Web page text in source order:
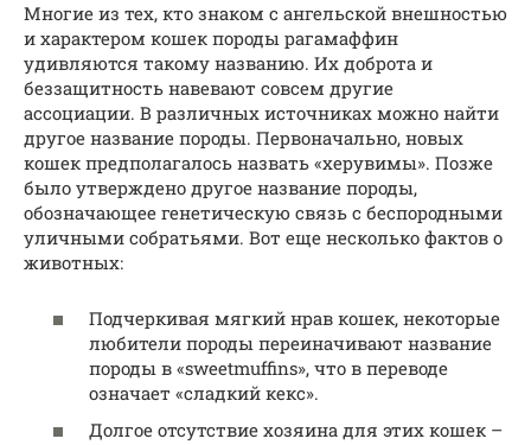
Многие из тех, кто знаком с ангельской внешностью
и характером кошек породы рагамаффин
удивляются такому названию. Их доброта и
беззащитность навевают совсем другие
ассоциации. В различных источниках можно найти
другое название породы. Первоначально, новых
кошек предполагалось назвать «херувимы». Позже
было утверждено другое название породы,
обозначающее генетическую связь с беспородными
уличными собратьями. Вот еще несколько фактов о
животных:
Подчеркивая мягкий нрав кошек, некоторые
любители породы переиначивают название
породы в «sweetmuffins», что в переводе
означает «сладкий кекс».
Долгое отсутствие хозяина для этих кошек –